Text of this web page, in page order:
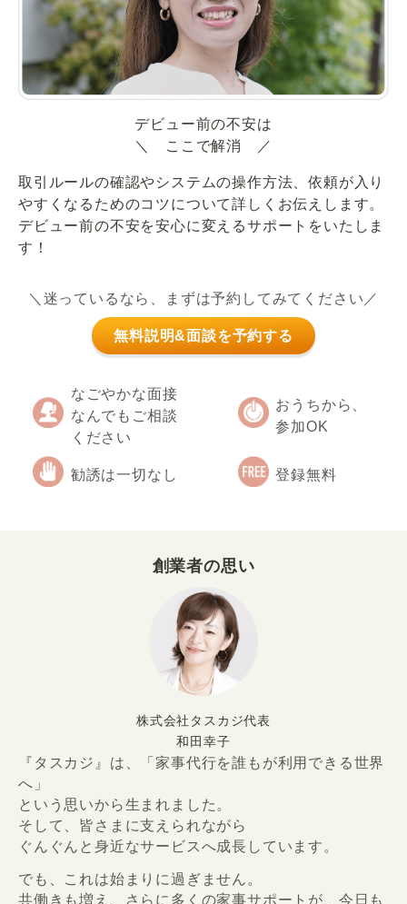
デビュー前の不安は
＼ ここで解消 ／
取引ルールの確認やシステムの操作方法、依頼が入り
やすくなるためのコツについて詳しくお伝えします。
デビュー前の不安を安心に変えるサポートをいたしま
す！
＼迷っているなら、まずは予約してみてください／
無料説明&面談を予約する
なごやかな面接
なんでもご相談
ください
おうちから、
参加OK
勧誘は一切なし 登録無料
創業者の思い
株式会社タスカジ代表
和田幸子
『タスカジ』は、「家事代行を誰もが利用できる世界
へ」
という思いから生まれました。
そして、皆さまに支えられながら
ぐんぐんと身近なサービスへ成長しています。
でも、これは始まりに過ぎません。
共働きも増え、さらに多くの家事サポートが、今日も